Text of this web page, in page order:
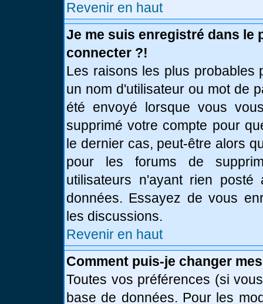
Revenir en haut
Je me suis enregistré dans le
connecter ?!
Les raisons les plus probables
un nom d'utilisateur ou mot de
été envoyé lorsque vous
supprimé votre compte pour
le dernier cas, peut-être alors
pour les forums de
utilisateurs n'ayant rien
données. Essayez de vous
les discussions.
Revenir en haut
Comment puis-je changer
Toutes vos préférences (si
base de données. Pour les